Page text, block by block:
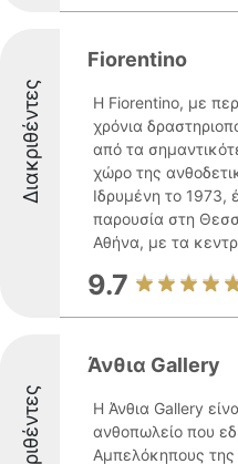
Διακριθέντες
Fiorentino
Η Fiorentino, με
χρόνια
από τα
χώρο της
Ιδρυμένη το 1973,
παρουσία στη
Αθήνα, με τα
9.7
Άνθια Gallery
Η Άνθια Gallery
ανθοπωλείο που
Αμπελόκηπους